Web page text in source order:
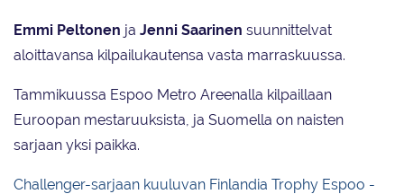
Emmi Peltonen ja Jenni Saarinen suunnittelvat
aloittavansa kilpailukautensa vasta marraskuussa.
Tammikuussa Espoo Metro Areenalla kilpaillaan
Euroopan mestaruuksista, ja Suomella on naisten
sarjaan yksi paikka.
Challenger-sarjaan kuuluvan Finlandia Trophy Espoo -